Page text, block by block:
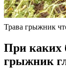
Трава грыжник
При каких
грыжник